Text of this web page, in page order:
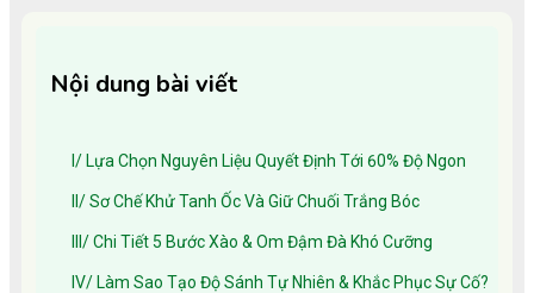
Nội dung bài viết
I/ Lựa Chọn Nguyên Liệu Quyết Định Tới 60% Độ Ngon
II/ Sơ Chế Khử Tanh Ốc Và Giữ Chuối Trắng Bóc
III/ Chi Tiết 5 Bước Xào & Om Đậm Đà Khó Cưỡng
IV/ Làm Sao Tạo Độ Sánh Tự Nhiên & Khắc Phục Sự Cố?